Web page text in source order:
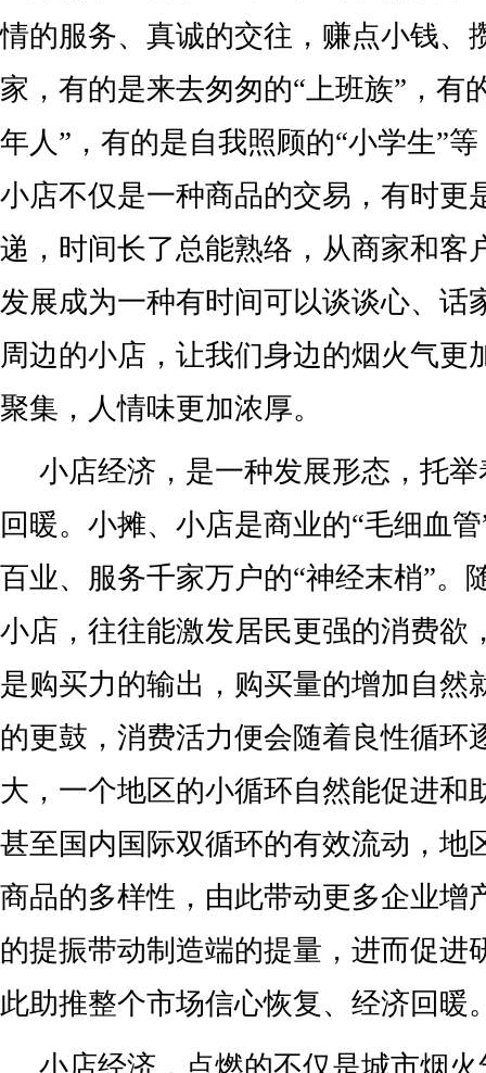
情的服务、真诚的交往，赚点小钱、
家，有的是来去匆匆的“上班族”，有
年人”，有的是自我照顾的“小学生”
小店不仅是一种商品的交易，有时更
递，时间长了总能熟络，从商家和客
发展成为一种有时间可以谈谈心、话
周边的小店，让我们身边的烟火气更
聚集，人情味更加浓厚。
小店经济，是一种发展形态，托
回暖。小摊、小店是商业的“毛细血
百业、服务千家万户的“神经末梢”。
小店，往往能激发居民更强的消费欲
是购买力的输出，购买量的增加自然
的更鼓，消费活力便会随着良性循环
大，一个地区的小循环自然能促进和
甚至国内国际双循环的有效流动，地
商品的多样性，由此带动更多企业增
的提振带动制造端的提量，进而促进
此助推整个市场信心恢复、经济回暖
小店经济，点燃的不仅是城市烟